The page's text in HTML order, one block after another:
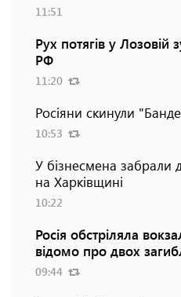
11:51
Рух потягів у Лозовій
РФ
11:20
Росіяни скинули
10:53
У бізнесмена забрали
на Харківщині
10:22
Росія обстріляла
відомо про двох
09:44